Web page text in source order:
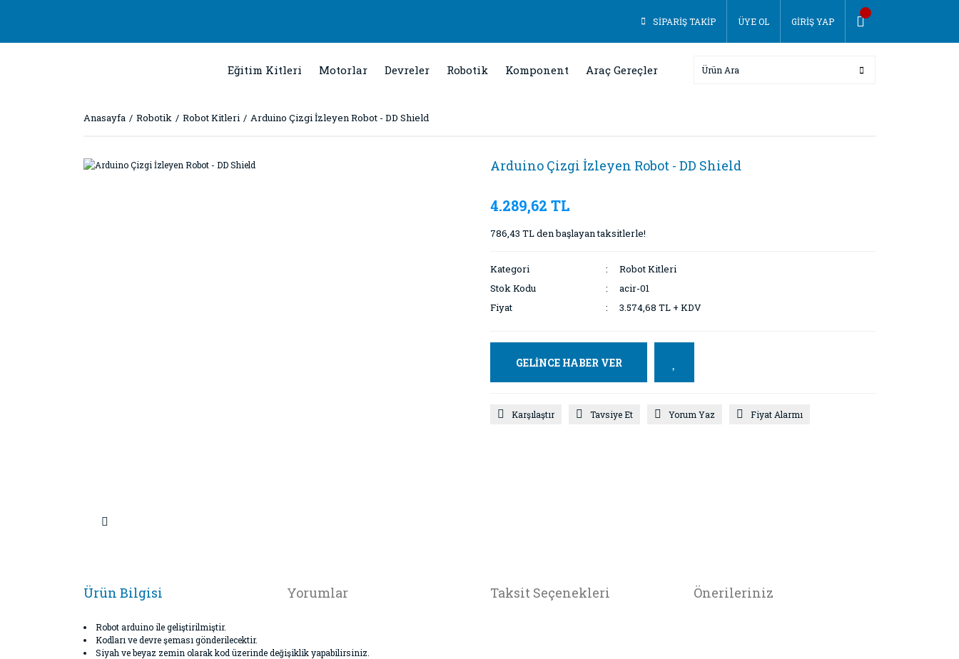
SİPARİŞ TAKİP ÜYE OL GİRİŞ YAP
Eğitim Kitleri Motorlar Devreler Robotik Komponent Araç Gereçler
Anasayfa Robotik Robot Kitleri Arduino Çizgi İzleyen Robot - DD Shield
Arduino Çizgi İzleyen Robot - DD Shield
4.289,62 TL
786,43 TL den başlayan taksitlerle!
Kategori
Robot Kitleri
Stok Kodu
acir-01
Fiyat
3.574,68 TL + KDV
GELİNCE HABER VER
Karşılaştır Tavsiye Et Yorum Yaz Fiyat Alarmı
Ürün Bilgisi Yorumlar Taksit Seçenekleri Önerileriniz
Robot arduino ile geliştirilmiştir.
Kodları ve devre şeması gönderilecektir.
Siyah ve beyaz zemin olarak kod üzerinde değişiklik yapabilirsiniz.